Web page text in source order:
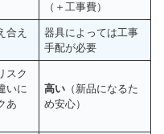
（＋工事費）
合え
器具によっては工事
手配が必要
スク
いに
あ
高い （新品になるた
め安心）